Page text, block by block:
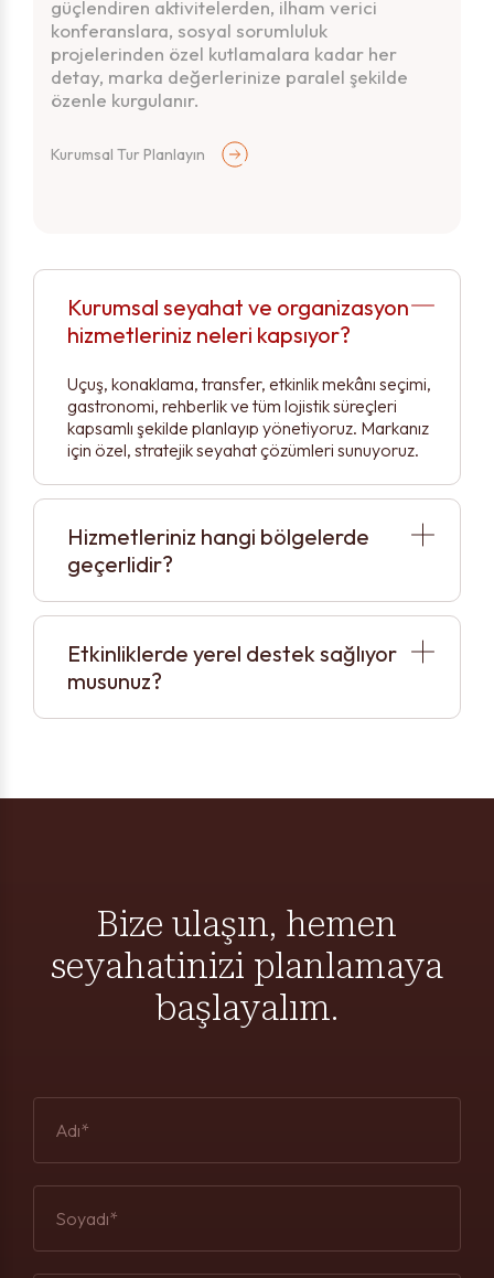
güçlendiren aktivitelerden, ilham verici
konferanslara, sosyal sorumluluk
projelerinden özel kutlamalara kadar her
detay, marka değerlerinize paralel şekilde
özenle kurgulanır.
Kurumsal Tur Planlayın
Kurumsal seyahat ve organizasyon
hizmetleriniz neleri kapsıyor?
Uçuş, konaklama, transfer, etkinlik mekânı seçimi,
gastronomi, rehberlik ve tüm lojistik süreçleri
kapsamlı şekilde planlayıp yönetiyoruz. Markanız
için özel, stratejik seyahat çözümleri sunuyoruz.
Hizmetleriniz hangi bölgelerde
geçerlidir?
Etkinliklerde yerel destek sağlıyor
musunuz?
Bize ulaşın, hemen
seyahatinizi planlamaya
başlayalım.
Adı*
Soyadı*